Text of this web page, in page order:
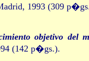
1993 (309
objetivo
(142 p�gs.).